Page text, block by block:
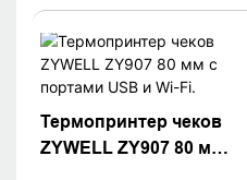
Термопринтер чеков
ZYWELL ZY907 80 мм